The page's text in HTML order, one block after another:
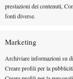
prestazioni dei contenuti,
fonti diverse.
Marketing
Archiviare informazioni su
Creare profili per la
come
di allenamento
Fai clic su "Accetto"